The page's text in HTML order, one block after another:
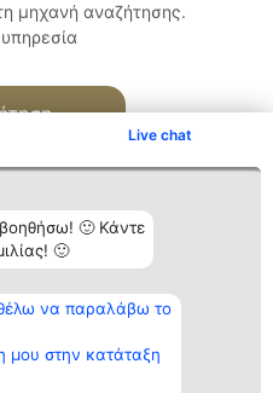
Live chat
🙂 Κάντε
🙂
θέλω να παραλάβω το
μου στην κατάταξη
μηχανή αναζήτησης.
Επικοινωνία
Επικοινωνία